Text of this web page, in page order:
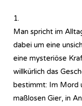
1.
Man spricht im
dabei um eine
eine mysteriöse
willkürlich das
bestimmt: Im Mord
maßlosen Gier, in